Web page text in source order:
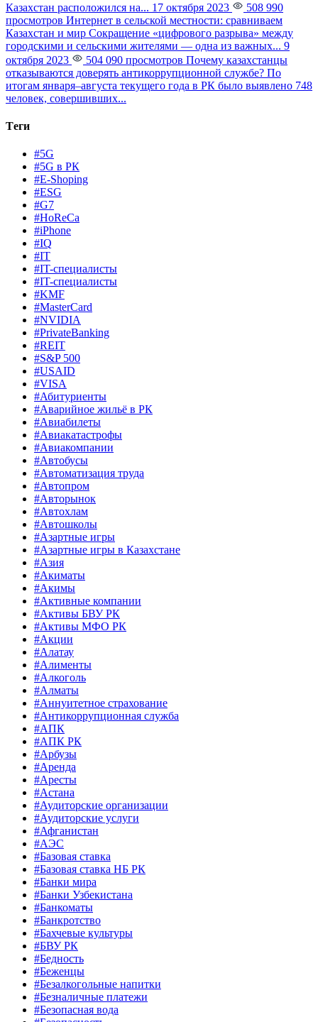
Казахстан расположился на... 17 октября 2023
508 990
просмотров Интернет в сельской местности: сравниваем
Казахстан и мир Сокращение «цифрового разрыва» между
городскими и сельскими жителями — одна из важных... 9
октября 2023
504 090 просмотров Почему казахстанцы
отказываются доверять антикоррупционной службе? По
итогам января–августа текущего года в РК было выявлено 748
человек, совершивших...
Теги
#5G
#5G в РК
#E-Shoping
#ESG
#G7
#HoReCa
#iPhone
#IQ
#IT
#IT-специалисты
#IT-специалисты
#KMF
#MasterCard
#NVIDIA
#PrivateBanking
#REIT
#S&P 500
#USAID
#VISA
#Абитуриенты
#Аварийное жильё в РК
#Авиабилеты
#Авиакатастрофы
#Авиакомпании
#Автобусы
#Автоматизация труда
#Автопром
#Авторынок
#Автохлам
#Автошколы
#Азартные игры
#Азартные игры в Казахстане
#Азия
#Акиматы
#Акимы
#Активные компании
#Активы БВУ РК
#Активы МФО РК
#Акции
#Алатау
#Алименты
#Алкоголь
#Алматы
#Аннуитетное страхование
#Антикоррупционная служба
#АПК
#АПК РК
#Арбузы
#Аренда
#Аресты
#Астана
#Аудиторские организации
#Аудиторские услуги
#Афганистан
#АЭС
#Базовая ставка
#Базовая ставка НБ РК
#Банки мира
#Банки Узбекистана
#Банкоматы
#Банкротство
#Бахчевые культуры
#БВУ РК
#Бедность
#Беженцы
#Безалкогольные напитки
#Безналичные платежи
#Безопасная вода